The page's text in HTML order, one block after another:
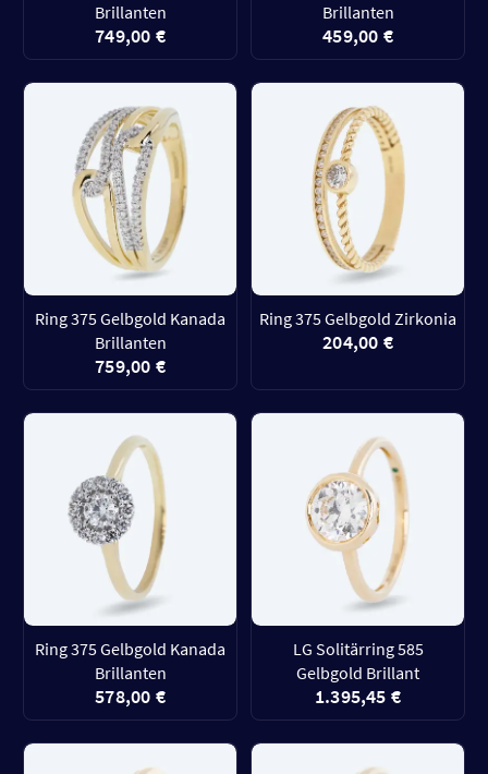
Brillanten
749,00 €
Brillanten
459,00 €
Ring 375 Gelbgold Kanada
Brillanten
759,00 €
Ring 375 Gelbgold Zirkonia
204,00 €
Ring 375 Gelbgold Kanada
Brillanten
578,00 €
LG Solitärring 585
Gelbgold Brillant
1.395,45 €